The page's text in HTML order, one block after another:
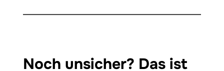
Noch unsicher? Das ist